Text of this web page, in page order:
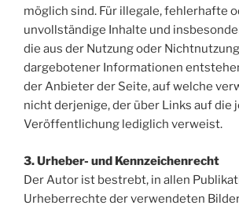
möglich sind. Für illegale, fehlerhafte
unvollständige Inhalte und
die aus der Nutzung oder
dargebotener Informationen
der Anbieter der Seite, auf welche
nicht derjenige, der über Links auf die
Veröffentlichung lediglich verweist.
3. Urheber- und Kennzeichenrecht
Der Autor ist bestrebt, in allen
Urheberrechte der verwendeten